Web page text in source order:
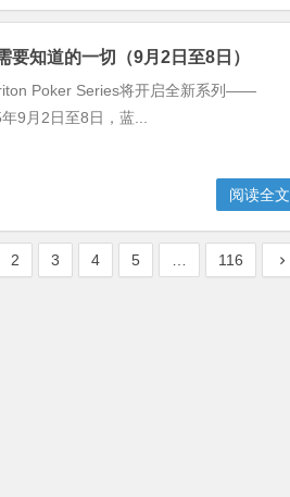
要知道的一切（9月2日至8日）
Poker Series将开启全新系列——
9月2日至8日，蓝...
阅读全文
2 3 4 5 … 116